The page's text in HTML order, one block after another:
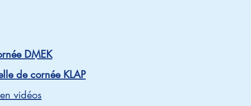
DMEK
de cornée KLAP
vidéos